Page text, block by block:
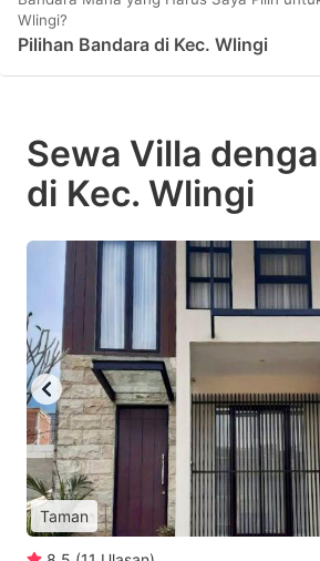
Wlingi?
Pilihan Bandara di Kec. Wlingi
Sewa Villa
di Kec. Wlingi
Taman